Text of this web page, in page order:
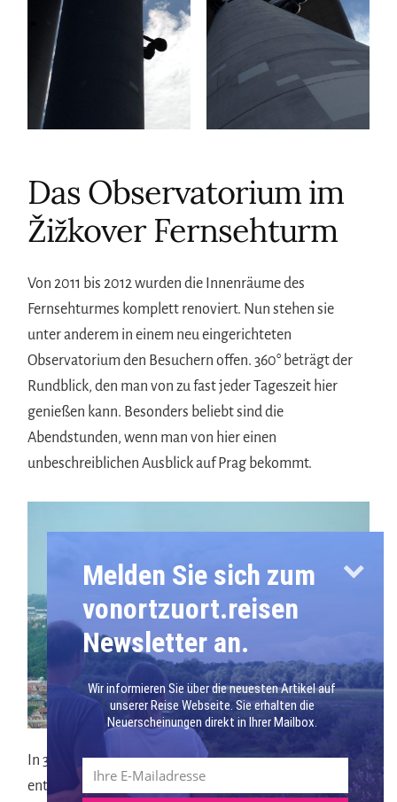
Das Observatorium im
Žižkover Fernsehturm
Von 2011 bis 2012 wurden die Innenräume des
Fernsehturmes komplett renoviert. Nun stehen sie
unter anderem in einem neu eingerichteten
Observatorium den Besuchern offen. 360° beträgt der
Rundblick, den man von zu fast jeder Tageszeit hier
genießen kann. Besonders beliebt sind die
Abendstunden, wenn man von hier einen
unbeschreiblichen Ausblick auf Prag bekommt.
In 3 unterschiedlichen Kabinen kann man Prag
entdecken. Informative Filmbeiträge, Monitore mit
Melden Sie sich zum
vonortzuort.reisen
Newsletter an.
Wir informieren Sie über die neuesten Artikel auf
unserer Reise Webseite. Sie erhalten die
Neuerscheinungen direkt in Ihrer Mailbox.